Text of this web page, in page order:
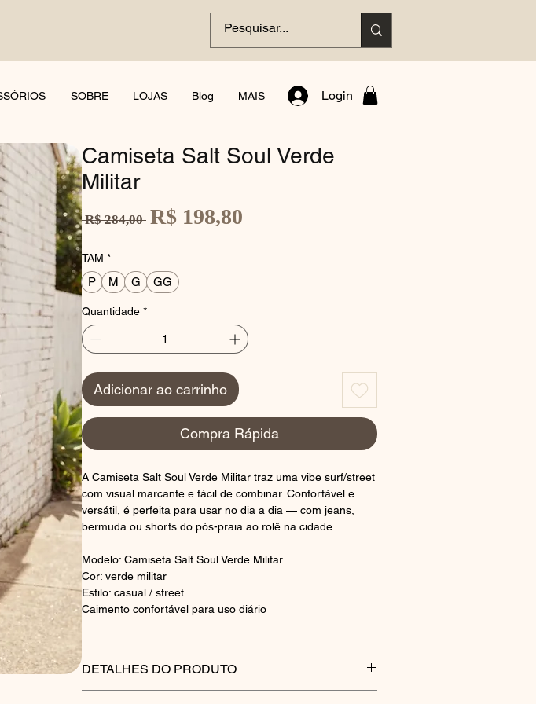
SOBRE LOJAS Blog MAIS Login
Camiseta Salt Soul Verde
Militar
R$ 284,00 Preço
R$ 198,80
TAM *
P M G GG
Quantidade *
Adicionar ao carrinho
Compra Rápida
A Camiseta Salt Soul Verde Militar traz uma vibe surf/street
com visual marcante e fácil de combinar. Confortável e
versátil, é perfeita para usar no dia a dia — com jeans,
bermuda ou shorts do pós-praia ao rolê na cidade.
Modelo: Camiseta Salt Soul Verde Militar
Cor: verde militar
Estilo: casual / street
Caimento confortável para uso diário
DETALHES DO PRODUTO